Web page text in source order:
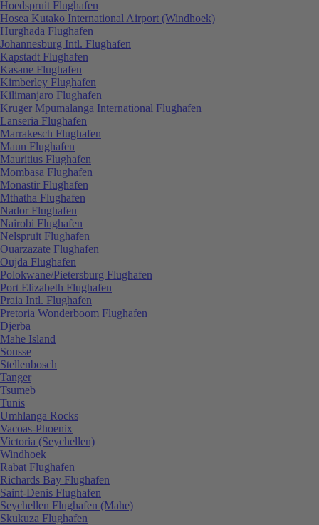
Hoedspruit Flughafen
Hosea Kutako International Airport (Windhoek)
Hurghada Flughafen
Johannesburg Intl. Flughafen
Kapstadt Flughafen
Kasane Flughafen
Kimberley Flughafen
Kilimanjaro Flughafen
Kruger Mpumalanga International Flughafen
Lanseria Flughafen
Marrakesch Flughafen
Maun Flughafen
Mauritius Flughafen
Mombasa Flughafen
Monastir Flughafen
Mthatha Flughafen
Nador Flughafen
Nairobi Flughafen
Nelspruit Flughafen
Ouarzazate Flughafen
Oujda Flughafen
Polokwane/Pietersburg Flughafen
Port Elizabeth Flughafen
Praia Intl. Flughafen
Pretoria Wonderboom Flughafen
Djerba
Mahe Island
Sousse
Stellenbosch
Tanger
Tsumeb
Tunis
Umhlanga Rocks
Vacoas-Phoenix
Victoria (Seychellen)
Windhoek
Rabat Flughafen
Richards Bay Flughafen
Saint-Denis Flughafen
Seychellen Flughafen (Mahe)
Skukuza Flughafen